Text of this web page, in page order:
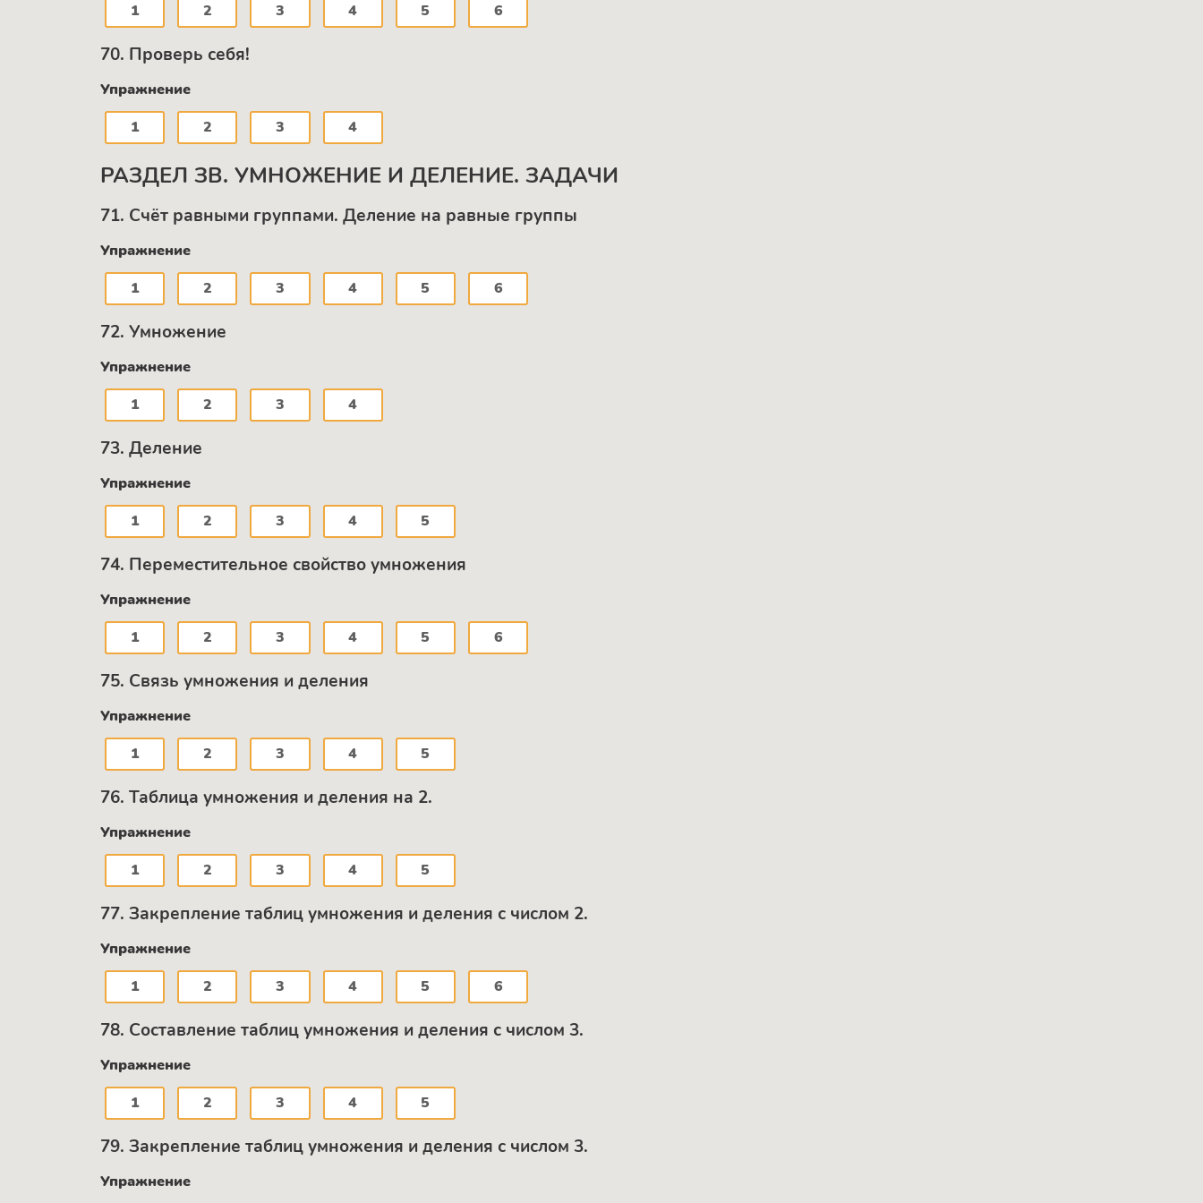
1
2 3 4 5 6
70. Проверь себя!
Упражнение
1
2 3 4
РАЗДЕЛ ЗВ. УМНОЖЕНИЕ И ДЕЛЕНИЕ. ЗАДАЧИ
71. Счёт равными группами. Деление на равные группы
Упражнение
1
2 3 4 5 6
72. Умножение
Упражнение
1
2 3 4
73. Деление
Упражнение
1
2 3 4 5
74. Переместительное свойство умножения
Упражнение
1
2 3 4 5 6
75. Связь умножения и деления
Упражнение
1
2 3 4 5
76. Таблица умножения и деления на 2.
Упражнение
1
2 3 4 5
77. Закрепление таблиц умножения и деления с числом 2.
Упражнение
1
2 3 4 5 6
78. Составление таблиц умножения и деления с числом 3.
Упражнение
1
2 3 4 5
79. Закрепление таблиц умножения и деления с числом 3.
Упражнение